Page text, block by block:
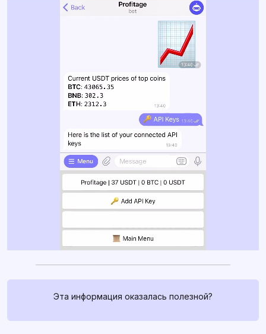
Эта информация оказалась полезной?
Если у вас есть какие-либо